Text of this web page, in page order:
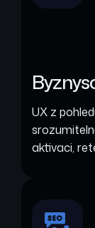
UX z
aktivaci,